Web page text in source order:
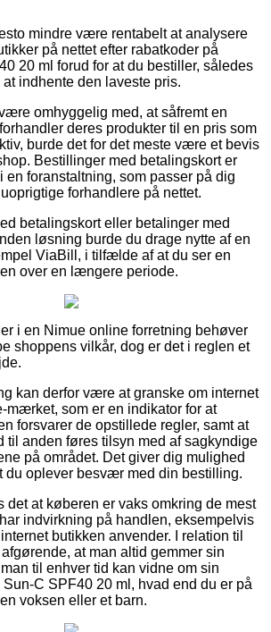
mindre være rentabelt at analysere
på nettet efter rabatkoder på
20 ml forud for at du bestiller, således
indhente den laveste pris.
omhyggelig med, at såfremt en
deres produkter til en pris som
burde det for det meste være et bevis
Bestillinger med betalingskort er
en foranstaltning, som passer på dig
forhandlere på nettet.
betalingskort eller betalinger med
løsning burde du drage nytte af en
ViaBill, i tilfælde af at du ser en
over en længere periode.
i en Nimue online forretning behøver
shoppens vilkår, dog er det i reglen et
kan derfor være at granske om internet
mærket, som er en indikator for at
forsvarer de opstillede regler, samt at
til anden føres tilsyn med af sagkyndige
på området. Det giver dig mulighed
du oplever besvær med din bestilling.
det at køberen er vaks omkring de mest
indvirkning på handlen, eksempelvis
butikken anvender. I relation til
at man altid gemmer sin
til enhver tid kan vidne om sin
C SPF40 20 ml, hvad end du er på
voksen eller et barn.